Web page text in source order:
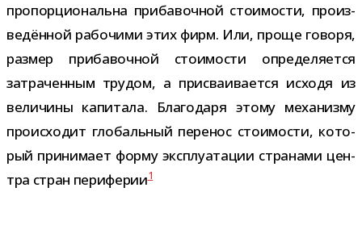
про­пор­ци­о­нальна при­ба­воч­ной сто­и­мо­сти, про­из­
ве­дён­ной рабо­чими этих фирм. Или, проще говоря,
раз­мер при­ба­воч­ной сто­и­мо­сти опре­де­ля­ется
затра­чен­ным тру­дом, а при­сва­и­ва­ется исходя из
вели­чины капи­тала. Благодаря этому меха­низму
про­ис­хо­дит гло­баль­ный пере­нос сто­и­мо­сти, кото­
рый при­ни­мает форму экс­плу­а­та­ции стра­нами цен­
тра стран пери­фе­рии1